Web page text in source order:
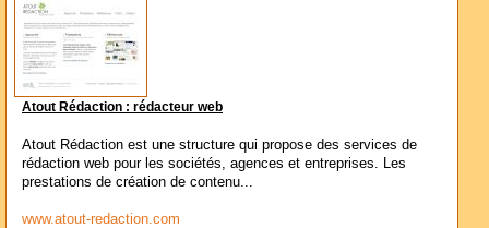
Atout Rédaction : rédacteur web
Atout Rédaction est une structure qui propose des services de
rédaction web pour les sociétés, agences et entreprises. Les
prestations de création de contenu...
www.atout-redaction.com